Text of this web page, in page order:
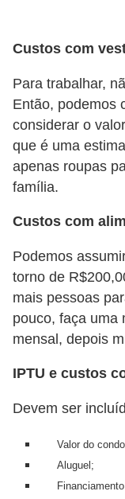
Custos com
Para trabalhar,
Então, podemos
considerar o
que é uma
apenas roupas
família.
Custos com
Podemos
torno de
mais pessoas
pouco, faça uma
mensal, depois
IPTU e custos
Devem ser
Valor do
Aluguel;
m
s
d
e
p
a
g
m
e
t
m